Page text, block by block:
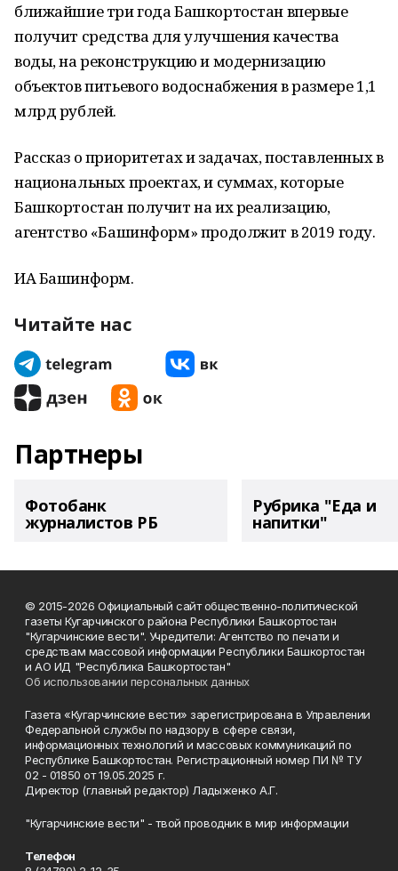
ближайшие три года Башкортостан впервые
получит средства для улучшения качества
воды, на реконструкцию и модернизацию
объектов питьевого водоснабжения в размере 1,1
млрд рублей.
Рассказ о приоритетах и задачах, поставленных в
национальных проектах, и суммах, которые
Башкортостан получит на их реализацию,
агентство «Башинформ» продолжит в 2019 году.
ИА Башинформ.
Читайте нас
Партнеры
Фотобанк
журналистов РБ
Рубрика "Еда и
напитки"
© 2015-2026 Официальный сайт общественно-политической
газеты Кугарчинского района Республики Башкортостан
"Кугарчинские вести". Учредители: Агентство по печати и
средствам массовой информации Республики Башкортостан
и АО ИД "Республика Башкортостан"
Об использовании персональных данных
Газета «Кугарчинские вести» зарегистрирована в Управлении
Федеральной службы по надзору в сфере связи,
информационных технологий и массовых коммуникаций по
Республике Башкортостан. Регистрационный номер ПИ № ТУ
02 - 01850 от 19.05.2025 г.
Директор (главный редактор) Ладыженко А.Г.
"Кугарчинские вести" - твой проводник в мир информации
Телефон